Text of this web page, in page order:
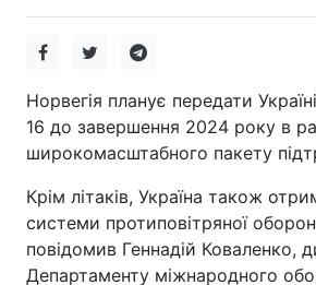
Норвегія планує передати
16 до завершення 2024 року в
широкомасштабного пакету
Крім літаків, Україна також
системи протиповітряної
повідомив Геннадій Коваленко,
Департаменту міжнародного